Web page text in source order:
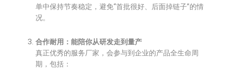
单中保持节奏稳定，避免“首批很好、后面掉链子”的情
况。
合作耐用：能陪你从研发走到量产
真正优秀的服务厂家，会参与到企业的产品全生命周
期，包括：